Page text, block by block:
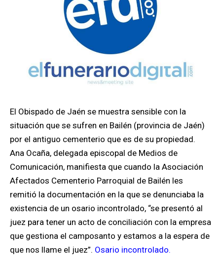
El Obispado de Jaén se muestra sensible con la
situación que se sufren en Bailén (provincia de Jaén)
por el antiguo cementerio que es de su propiedad.
Ana Ocaña, delegada episcopal de Medios de
Comunicación, manifiesta que cuando la Asociación
Afectados Cementerio Parroquial de Bailén les
remitió la documentación en la que se denunciaba la
existencia de un osario incontrolado, “se presentó al
juez para tener un acto de conciliación con la empresa
que gestiona el camposanto y estamos a la espera de
que nos llame el juez”. Osario incontrolado.